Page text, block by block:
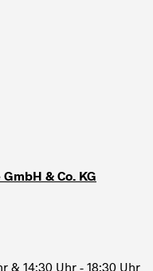
& Co. KG
& 14:30 Uhr - 18:30 Uhr